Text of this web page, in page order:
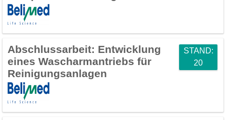
Abschlussarbeit: Entwicklung
eines Wascharmantriebs für
Reinigungsanlagen
STAND:
20